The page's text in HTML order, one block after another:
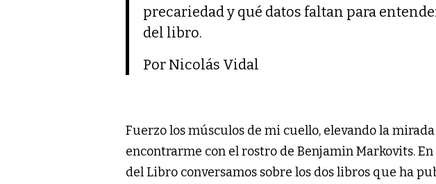
precariedad y qué datos faltan para
del libro.
Por Nicolás Vidal
Fuerzo los músculos de mi cuello, elevando la
encontrarme con el rostro de Benjamin Markovits.
del Libro conversamos sobre los dos libros que ha